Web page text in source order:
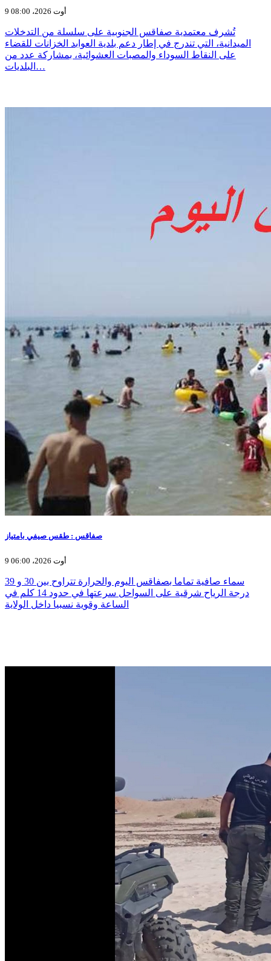
9 أوت 2026، 08:00
تُشرف معتمدية صفاقس الجنوبية على سلسلة من التدخلات
الميدانية، التي تندرج في إطار دعم بلدية العوابد الخزانات للقضاء
على النقاط السوداء والمصبات العشوائية، بمشاركة عدد من
البلديات…
صفاقس : طقس صيفي بامتياز
9 أوت 2026، 06:00
سماء صافية تماما بصفاقس اليوم والحرارة تتراوح بين 30 و 39
درجة الرياح شرقية على السواحل سرعتها في حدود 14 كلم في
الساعة وقوية نسبيا داخل الولاية